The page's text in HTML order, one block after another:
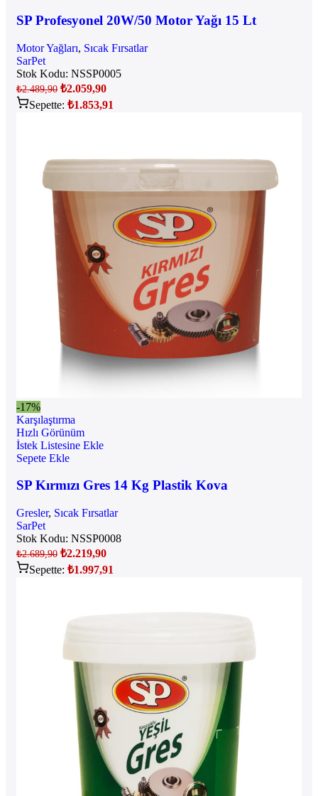
SP Profesyonel 20W/50 Motor Yağı 15 Lt
Motor Yağları, Sıcak Fırsatlar
SarPet
Stok Kodu: NSSP0005
₺2.489,90 ₺2.059,90
Sepette: ₺1.853,91
-17%
Karşılaştırma
Hızlı Görünüm
İstek Listesine Ekle
Sepete Ekle
SP Kırmızı Gres 14 Kg Plastik Kova
Gresler, Sıcak Fırsatlar
SarPet
Stok Kodu: NSSP0008
₺2.689,90 ₺2.219,90
Sepette: ₺1.997,91